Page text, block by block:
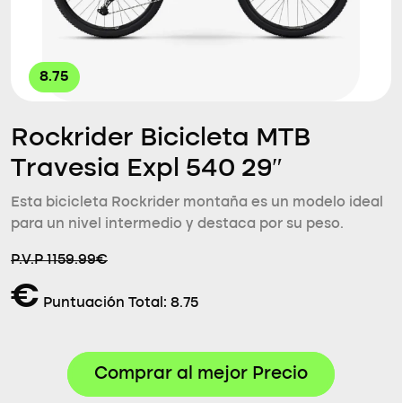
8.75
Rockrider Bicicleta MTB
Travesia Expl 540 29″
Esta bicicleta Rockrider montaña es un modelo ideal
para un nivel intermedio y destaca por su peso.
P.V.P 1159.99€
€ Puntuación Total: 8.75
Comprar al mejor Precio